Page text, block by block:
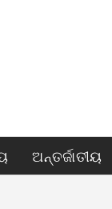
ଅନ୍ତର୍ଜାତୀୟ